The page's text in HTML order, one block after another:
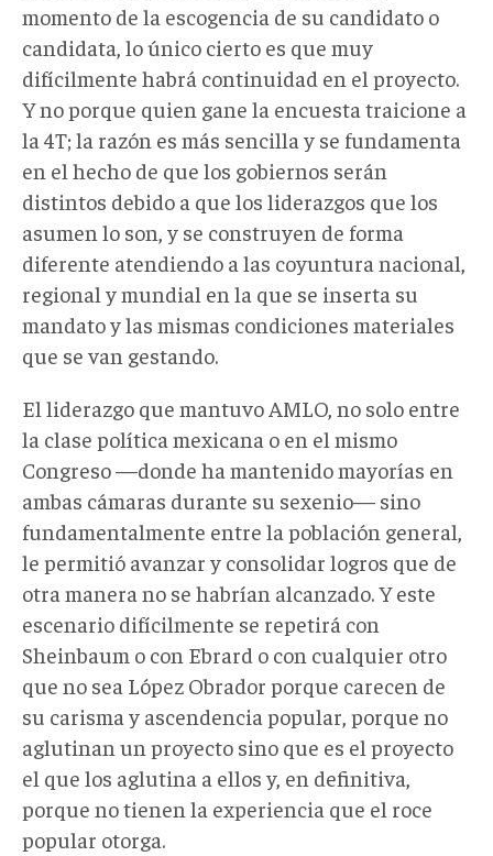
momento de la escogencia de su candidato o
candidata, lo único cierto es que muy
difícilmente habrá continuidad en el proyecto.
Y no porque quien gane la encuesta traicione a
la 4T; la razón es más sencilla y se fundamenta
en el hecho de que los gobiernos serán
distintos debido a que los liderazgos que los
asumen lo son, y se construyen de forma
diferente atendiendo a las coyuntura nacional,
regional y mundial en la que se inserta su
mandato y las mismas condiciones materiales
que se van gestando.
El liderazgo que mantuvo AMLO, no solo entre
la clase política mexicana o en el mismo
Congreso —donde ha mantenido mayorías en
ambas cámaras durante su sexenio— sino
fundamentalmente entre la población general,
le permitió avanzar y consolidar logros que de
otra manera no se habrían alcanzado. Y este
escenario difícilmente se repetirá con
Sheinbaum o con Ebrard o con cualquier otro
que no sea López Obrador porque carecen de
su carisma y ascendencia popular, porque no
aglutinan un proyecto sino que es el proyecto
el que los aglutina a ellos y, en definitiva,
porque no tienen la experiencia que el roce
popular otorga.